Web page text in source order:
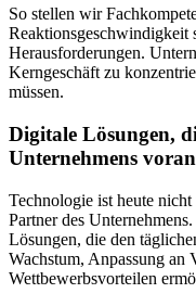
So stellen wir
Reaktionsgeschwindigkeit
Herausforderungen.
Kerngeschäft zu
müssen.
Digitale Lösungen,
Unternehmens
Technologie ist heute
Partner des
Lösungen, die den
Wachstum, Anpassung an
Wettbewerbsvorteilen